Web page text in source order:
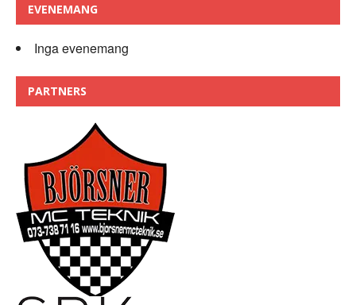
EVENEMANG
Inga evenemang
PARTNERS